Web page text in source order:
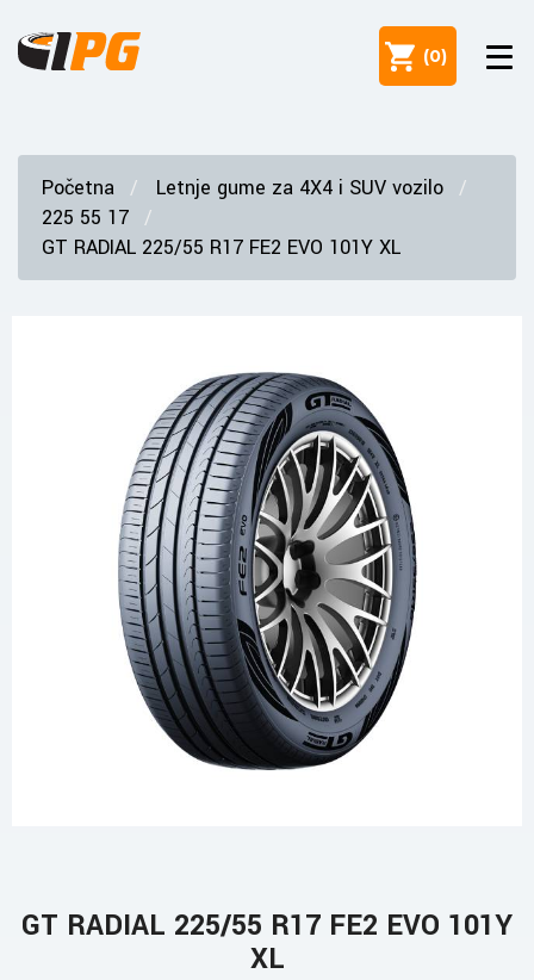
(0)
Početna
Letnje gume za 4X4 i SUV vozilo
225 55 17
GT RADIAL 225/55 R17 FE2 EVO 101Y XL
GT RADIAL 225/55 R17 FE2 EVO 101Y
XL